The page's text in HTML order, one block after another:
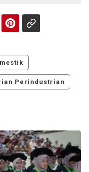
Perindustrian